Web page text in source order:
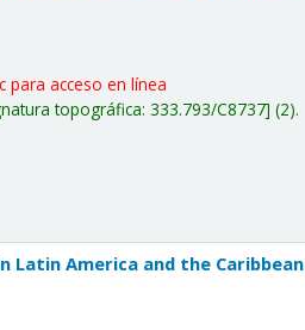
para acceso en línea
topográfica:333.793/C8737 (2).
Latin America and the Caribbean